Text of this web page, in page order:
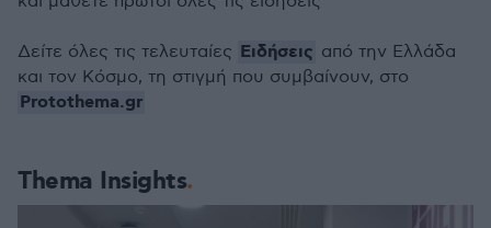
Thema Insights
Δείτε όλες τις τελευταίες Ειδήσεις από την Ελλάδα
και τον Κόσμο, τη στιγμή που συμβαίνουν, στο
Protothema.gr